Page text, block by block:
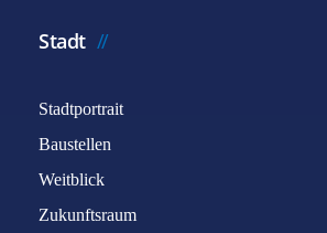
Stadt
Stadtportrait
Baustellen
Weitblick
Zukunftsraum